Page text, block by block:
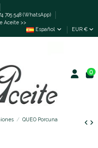
705 548 (WhatsApp)
Aceite >>
Español
EUR €
0
QUEO Porcuna